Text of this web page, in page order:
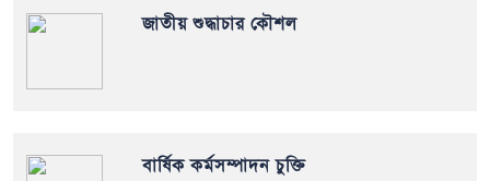
জাতীয় শুদ্ধাচার কৌশল
বার্ষিক কর্মসম্পাদন চুক্তি